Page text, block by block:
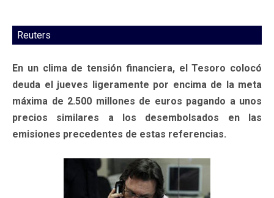
Reuters
En un clima de tensión financiera, el Tesoro colocó
deuda el jueves ligeramente por encima de la meta
máxima de 2.500 millones de euros pagando a unos
precios similares a los desembolsados en las
emisiones precedentes de estas referencias.